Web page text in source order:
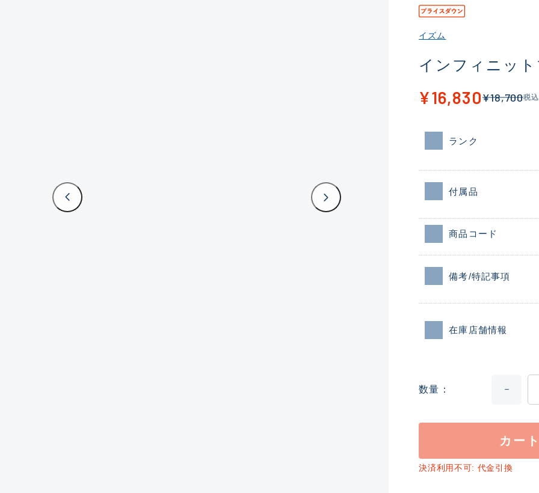
ランクとは？
イズム
インフィニッ
¥16,830¥18,700税込
ランク
付属品
商品コード
備考/特記事項
在庫店舗情報
数量
カー
決済利用不可: 代金引換